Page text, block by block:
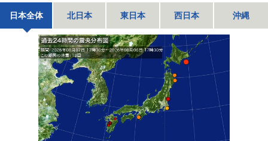
日本全体 北日本 東日本 西日本 沖縄